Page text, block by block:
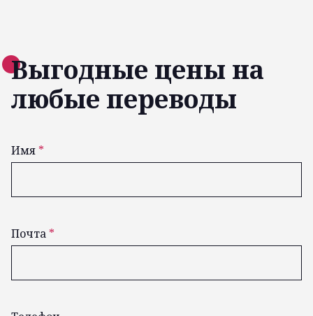
Выгодные цены на
любые переводы
Имя *
Почта *